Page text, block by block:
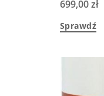
699,00zł
Sprawdź